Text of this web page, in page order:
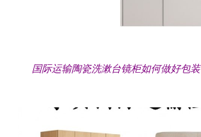
国际运输陶瓷洗漱台镜柜如何做好包装